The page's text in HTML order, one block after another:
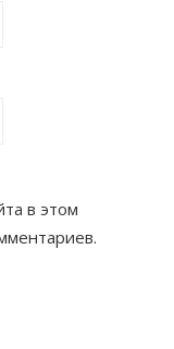
в этом